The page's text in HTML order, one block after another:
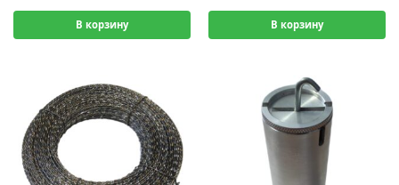
В корзину В корзину